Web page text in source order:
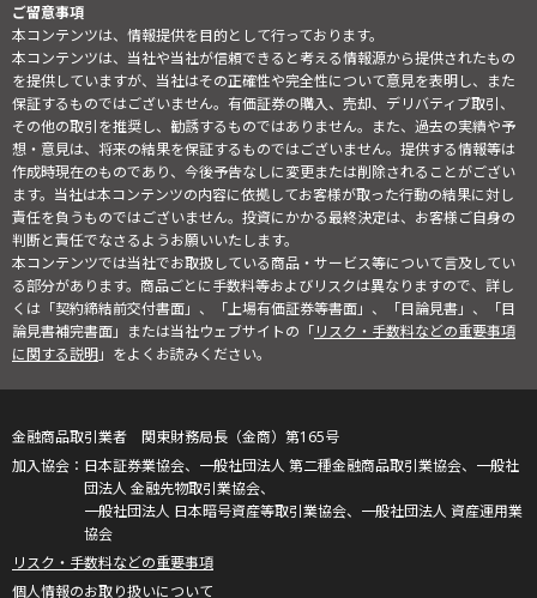
ご留意事項
本コンテンツは、情報提供を目的として行っております。
本コンテンツは、当社や当社が信頼できると考える情報源から提供されたもの
を提供していますが、当社はその正確性や完全性について意見を表明し、また
保証するものではございません。有価証券の購入、売却、デリバティブ取引、
その他の取引を推奨し、勧誘するものではありません。また、過去の実績や予
想・意見は、将来の結果を保証するものではございません。提供する情報等は
作成時現在のものであり、今後予告なしに変更または削除されることがござい
ます。当社は本コンテンツの内容に依拠してお客様が取った行動の結果に対し
責任を負うものではございません。投資にかかる最終決定は、お客様ご自身の
判断と責任でなさるようお願いいたします。
本コンテンツでは当社でお取扱している商品・サービス等について言及してい
る部分があります。商品ごとに手数料等およびリスクは異なりますので、詳し
くは「契約締結前交付書面」、「上場有価証券等書面」、「目論見書」、「目
論見書補完書面」または当社ウェブサイトの「リスク・手数料などの重要事項
に関する説明」をよくお読みください。
金融商品取引業者 関東財務局長（金商）第165号
日本証券業協会、一般社団法人 第二種金融商品取引業協会、一般社
団法人 金融先物取引業協会、
一般社団法人 日本暗号資産等取引業協会、一般社団法人 資産運用業
協会
リスク・手数料などの重要事項
個人情報のお取り扱いについて